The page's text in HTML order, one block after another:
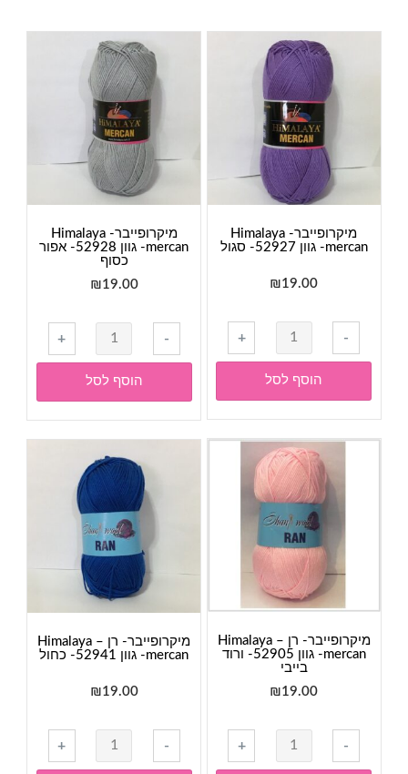
מיקרופייבר- Himalaya
mercan- גוון 52927- סגול
₪19.00
-
כמות
של
מיקרופייבר-
Himalaya
mercan-
גוון
סגול
+
הוסף לסל
מיקרופייבר- Himalaya
mercan- גוון 52928- אפור
כסוף
₪19.00
-
כמות
של
מיקרופייבר-
Himalaya
mercan-
גוון
כסוף
+
הוסף לסל
מיקרופייבר- רן – Himalaya
mercan- גוון 52905- ורוד
בייבי
₪19.00
-
כמות
של
+
מיקרופייבר- רן – Himalaya
mercan- גוון 52941- כחול
₪19.00
-
כמות
של
+